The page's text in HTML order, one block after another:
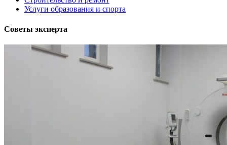
Услуги образования и спорта
Советы эксперта